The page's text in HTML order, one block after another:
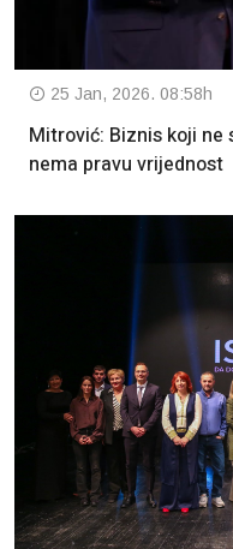
25 Jan, 2026. 08:58h
Mitrović: Biznis koji
nema pravu vrijednost